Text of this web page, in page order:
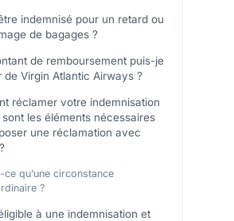
indemnisé pour un retard ou
de bagages ?
de remboursement puis-je
de Virgin Atlantic Airways ?
réclamer votre indemnisation
les éléments nécessaires
une réclamation avec
ce qu’une circonstance
?
à une indemnisation et